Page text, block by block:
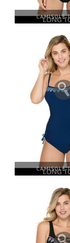
CAMISOLE
CAMISOLE